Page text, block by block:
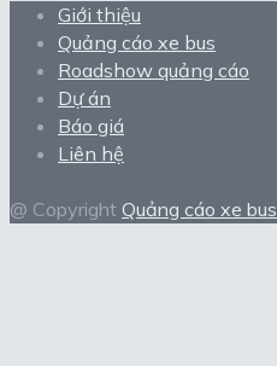
Giới thiệu
Quảng cáo xe bus
Roadshow quảng cáo
Dự án
Báo giá
Liên hệ
@ Copyright Quảng cáo xe bus